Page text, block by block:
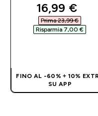
discounted
16,99 €‎
Prima 23,99 €‎
Risparmia 7,00 €‎
FINO AL -60% + 10%
SU APP